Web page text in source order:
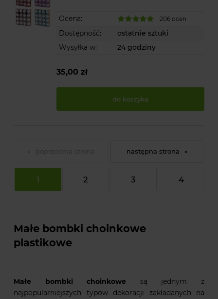
Ocena: 206 ocen
Dostępność:
ostatnie sztuki
Wysyłka w:
24 godziny
35,00 zł
do koszyka
1 2 3 4
»
Małe bombki choinkowe
plastikowe
Małe bombki choinkowe są jednym z
najpopularniejszych typów dekoracji zakładanych na